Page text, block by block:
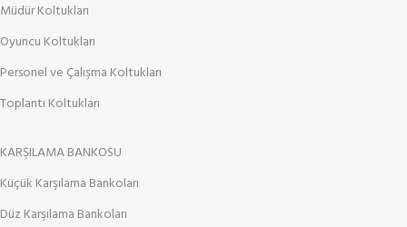
Müdür Koltukları
Oyuncu Koltukları
Personel ve Çalışma Koltukları
Toplantı Koltukları
KARŞILAMA BANKOSU
Küçük Karşılama Bankoları
Düz Karşılama Bankoları